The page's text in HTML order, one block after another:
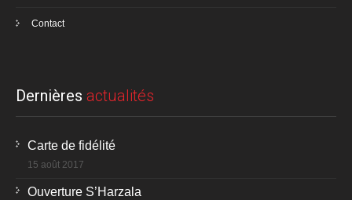
Contact
Dernières actualités
Carte de fidélité
15 août 2017
Ouverture S’Harzala